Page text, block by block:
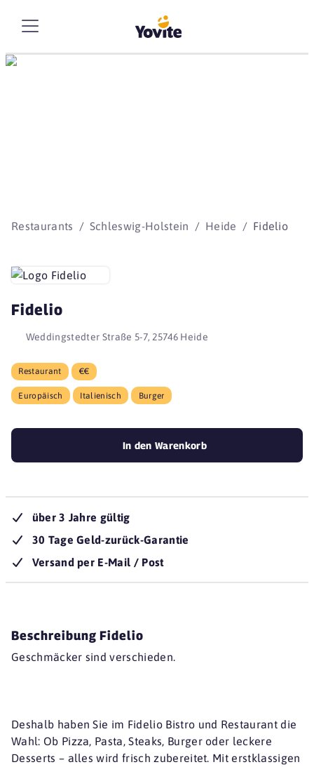
Restaurants Schleswig-Holstein Heide Fidelio
Fidelio
Weddingstedter Straße 5-7, 25746 Heide
Restaurant €€
Europäisch Italienisch Burger
In den Warenkorb
über 3 Jahre gültig
30 Tage Geld-zurück-Garantie
Versand per E-Mail / Post
Beschreibung Fidelio
Geschmäcker sind verschieden.
Deshalb haben Sie im Fidelio Bistro und Restaurant die
Wahl: Ob Pizza, Pasta, Steaks, Burger oder leckere
Desserts – alles wird frisch zubereitet. Mit erstklassigen